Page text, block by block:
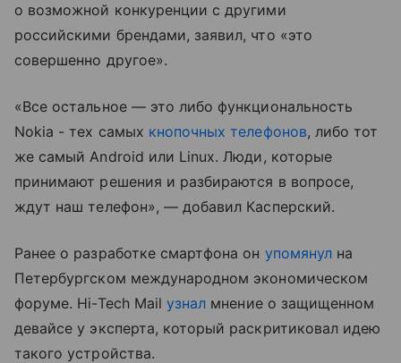
о возможной конкуренции с другими
российскими брендами, заявил, что «это
совершенно другое».
«Все остальное — это либо функциональность
Nokia - тех самых кнопочных телефонов, либо тот
же самый Android или Linux. Люди, которые
принимают решения и разбираются в вопросе,
ждут наш телефон», — добавил Касперский.
Ранее о разработке смартфона он упомянулна
Петербургском международном экономическом
форуме. Hi-Tech Mailузнал мнение о защищенном
девайсе у эксперта, который раскритиковал идею
такого устройства.